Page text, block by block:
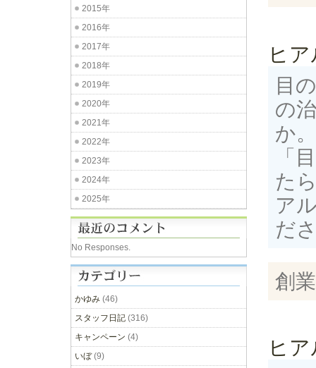
ヒ
目
の
か
「
た
ア
だ
創
ヒ
2015年
2016年
2017年
2018年
2019年
2020年
2021年
2022年
2023年
2024年
2025年
No Responses.
かゆみ (46)
スタッフ日記 (316)
キャンペーン (4)
いぼ(9)